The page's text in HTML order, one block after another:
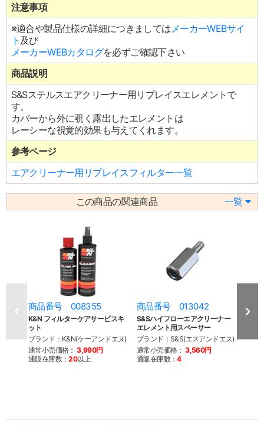
注意事項
※適合や製品仕様の詳細につきましてはメーカーWEBサイ
ト 及び
メーカーWEBカタログを必ずご確認下さい
商品説明
S&Sステルスエアクリーナー用リプレイスエレメントで
す。
カバーから外に覗く露出したエレメントは
レーシーな視覚的効果も与えてくれます。
参考ページ
エアクリーナー用リプレイスフィルター一覧
この商品の関連商品 一覧
商品番号 008355
K&N フィルターケアサービスキ
ット
ブランド：K&N(ケーアンドエヌ)
通常小売価格： 3,990円
通販在庫数：20以上
商品番号 013042
S&Sハイフローエアクリーナー
エレメント用スペーサー
ブランド：S&S(エスアンドエス)
通常小売価格： 3,560円
通販在庫数：4
商